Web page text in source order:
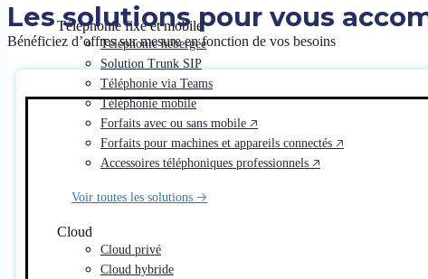
Téléphonie fixe et mobile
Téléphonie hébergée
Solution Trunk SIP
Téléphonie via Teams
Téléphonie mobile
Forfaits avec ou sans mobile 🡥
Forfaits pour machines et appareils connectés 🡥
Accessoires téléphoniques professionnels 🡥
Voir toutes les solutions 🡢
Cloud
Cloud privé
Cloud hybride
Les solutions pour vous
Bénéficiez d’offres sur mesure en fonction de vos besoins